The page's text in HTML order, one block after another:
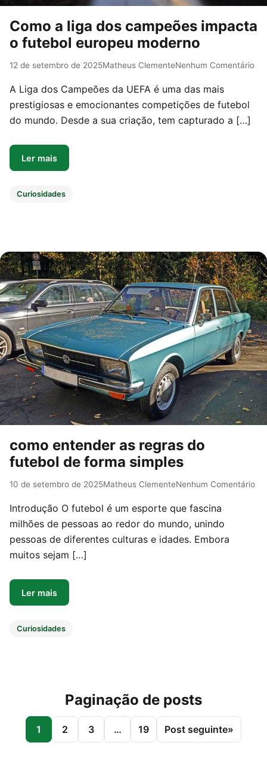
Como a liga dos campeões impacta
o futebol europeu moderno
12 de setembro de 2025Matheus ClementeNenhum Comentário
A Liga dos Campeões da UEFA é uma das mais
prestigiosas e emocionantes competições de futebol
do mundo. Desde a sua criação, tem capturado a […]
Ler mais
Curiosidades
como entender as regras do
futebol de forma simples
10 de setembro de 2025Matheus ClementeNenhum Comentário
Introdução O futebol é um esporte que fascina
milhões de pessoas ao redor do mundo, unindo
pessoas de diferentes culturas e idades. Embora
muitos sejam […]
Ler mais
Curiosidades
Paginação de posts
1 2 3 … 19 Post seguinte»